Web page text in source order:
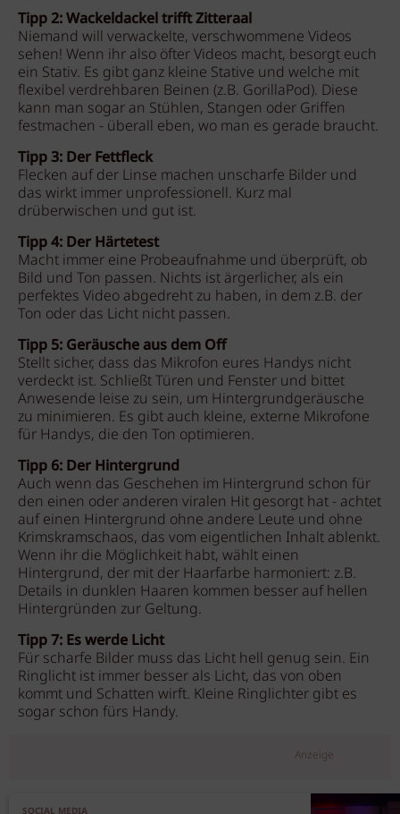
Tipp 2: Wackeldackel trifft Zitteraal
Niemand will verwackelte, verschwommene Videos
sehen! Wenn ihr also öfter Videos macht, besorgt euch
ein Stativ. Es gibt ganz kleine Stative und welche mit
flexibel verdrehbaren Beinen (z.B. GorillaPod). Diese
kann man sogar an Stühlen, Stangen oder Griffen
festmachen - überall eben, wo man es gerade braucht.
Tipp 3: Der Fettfleck
Flecken auf der Linse machen unscharfe Bilder und
das wirkt immer unprofessionell. Kurz mal
drüberwischen und gut ist.
Tipp 4: Der Härtetest
Macht immer eine Probeaufnahme und überprüft, ob
Bild und Ton passen. Nichts ist ärgerlicher, als ein
perfektes Video abgedreht zu haben, in dem z.B. der
Ton oder das Licht nicht passen.
Tipp 5: Geräusche aus dem Off
Stellt sicher, dass das Mikrofon eures Handys nicht
verdeckt ist. Schließt Türen und Fenster und bittet
Anwesende leise zu sein, um Hintergrundgeräusche
zu minimieren. Es gibt auch kleine, externe Mikrofone
für Handys, die den Ton optimieren.
Tipp 6: Der Hintergrund
Auch wenn das Geschehen im Hintergrund schon für
den einen oder anderen viralen Hit gesorgt hat - achtet
auf einen Hintergrund ohne andere Leute und ohne
Krimskramschaos, das vom eigentlichen Inhalt ablenkt.
Wenn ihr die Möglichkeit habt, wählt einen
Hintergrund, der mit der Haarfarbe harmoniert: z.B.
Details in dunklen Haaren kommen besser auf hellen
Hintergründen zur Geltung.
Tipp 7: Es werde Licht
Für scharfe Bilder muss das Licht hell genug sein. Ein
Ringlicht ist immer besser als Licht, das von oben
kommt und Schatten wirft. Kleine Ringlichter gibt es
sogar schon fürs Handy.
Anzeige